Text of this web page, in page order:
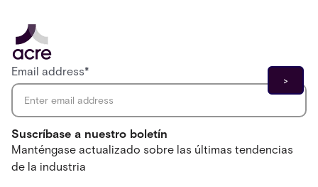
Suscríbase a nuestro boletín
Manténgase actualizado sobre las últimas tendencias
de la industria
Email address*